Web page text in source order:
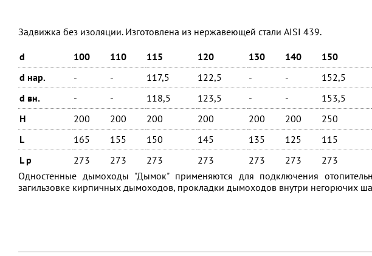
Задвижка без изоляции. Изготовлена из нержавеющей стали AISI 439.
d 100 110 115 120 130 140 150
d нар.
- - 117,5 122,5 - - 152,5
d вн.
- - 118,5 123,5 - - 153,5
H
200 200 200 200 200 200 250
L
165 155 150 145 135 125 115
L p
273 273 273 273 273 273 273
Одностенные дымоходы "Дымок" применяются для подключения
загильзовке кирпичных дымоходов, прокладки дымоходов внутри негорючих